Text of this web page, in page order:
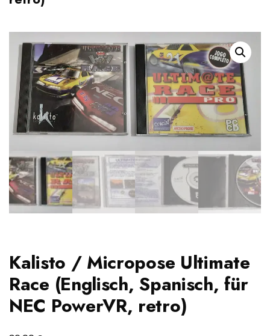
Kalisto / Micropose Ultimate
Race (Englisch, Spanisch, für
NEC PowerVR, retro)